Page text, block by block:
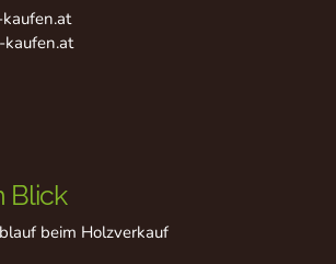
Blick
beim Holzverkauf